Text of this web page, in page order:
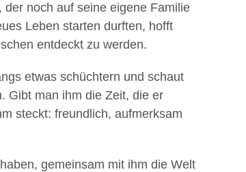
noch auf seine eigene Familie
Leben starten durften, hofft
entdeckt zu werden.
etwas schüchtern und schaut
Gibt man ihm die Zeit, die er
steckt: freundlich, aufmerksam
gemeinsam mit ihm die Welt